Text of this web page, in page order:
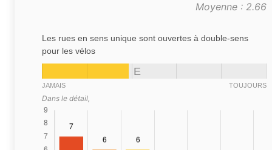
Moyenne : 2.66
Les rues en sens unique sont ouvertes à double-sens
pour les vélos
E
JAMAIS TOUJOURS
Dans le détail,